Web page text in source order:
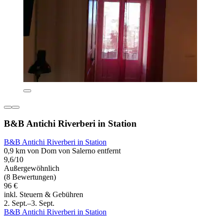
B&B Antichi Riverberi in Station
B&B Antichi Riverberi in Station
0,9 km von Dom von Salerno entfernt
9,6/10
Außergewöhnlich
(8 Bewertungen)
96 €
inkl. Steuern & Gebühren
2. Sept.–3. Sept.
B&B Antichi Riverberi in Station